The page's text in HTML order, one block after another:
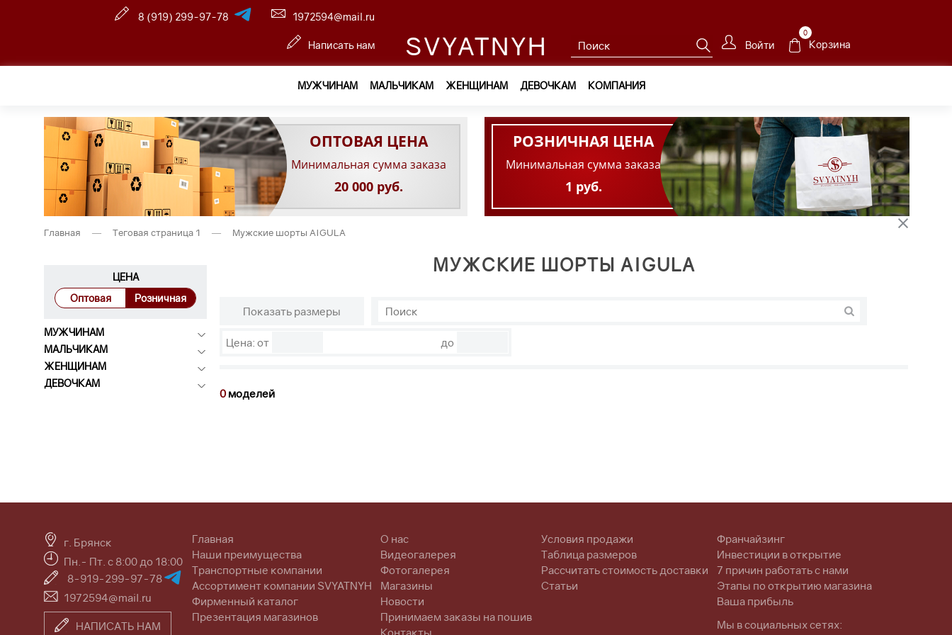
8 (919) 299-97-78 1972594@mail.ru
Написать нам SVYATNYH Войти
0
Корзина
МУЖЧИНАМ МАЛЬЧИКАМ ЖЕНЩИНАМ ДЕВОЧКАМ КОМПАНИЯ
ОПТОВАЯ ЦЕНА
Минимальная сумма заказа
20 000 руб.
РОЗНИЧНАЯ ЦЕНА
Минимальная сумма заказа
1 руб.
Главная — Теговая страница 1 — Мужские шорты AIGULA
МУЖСКИЕ ШОРТЫ AIGULA
Показать размеры
Цена: от до
0моделей
ЦЕНА
Оптовая
Розничная
МУЖЧИНАМ
МАЛЬЧИКАМ
ЖЕНЩИНАМ
ДЕВОЧКАМ
г. Брянск
Пн.- Пт. с 8:00 до 18:00
8-919-299-97-78
1972594@mail.ru
НАПИСАТЬ НАМ
Главная
Наши преимущества
Транспортные компании
Ассортимент компании SVYATNYH
Фирменный каталог
Презентация магазинов
О нас
Видеогалерея
Фотогалерея
Магазины
Новости
Принимаем заказы на пошив
Контакты
Условия продажи
Таблица размеров
Рассчитать стоимость доставки
Статьи
Франчайзинг
Инвестиции в открытие
7 причин работать с нами
Этапы по открытию магазина
Ваша прибыль
Мы в социальных сетях: